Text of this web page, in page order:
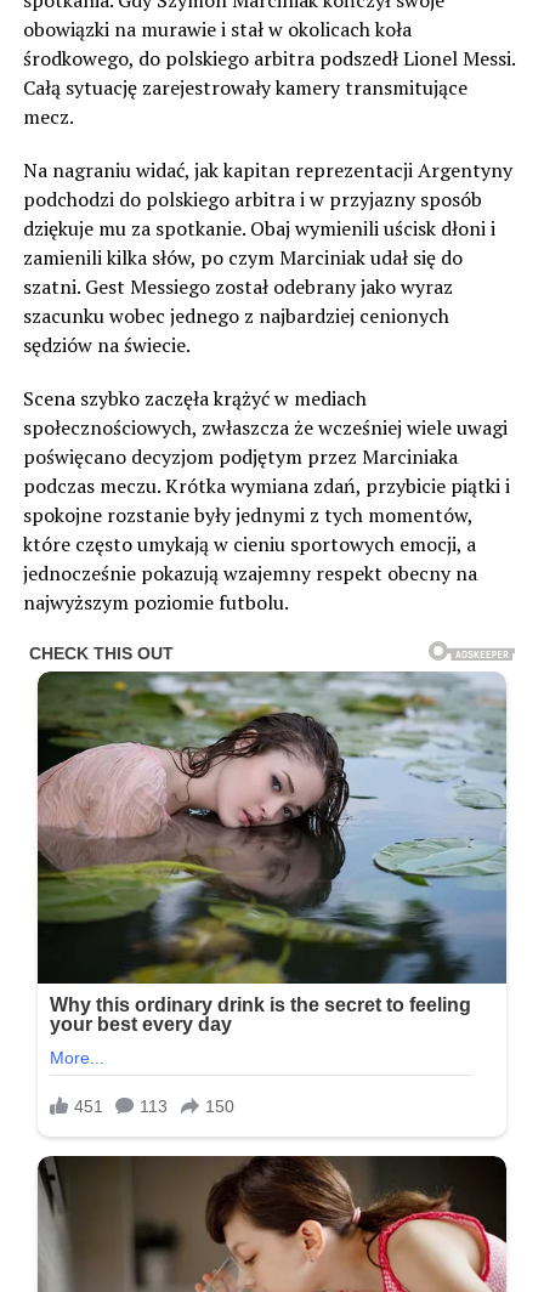
obowiązki na murawie i stał w okolicach koła
środkowego, do polskiego arbitra podszedł Lionel Messi.
Całą sytuację zarejestrowały kamery transmitujące
mecz.
Na nagraniu widać, jak kapitan reprezentacji Argentyny
podchodzi do polskiego arbitra i w przyjazny sposób
dziękuje mu za spotkanie. Obaj wymienili uścisk dłoni i
zamienili kilka słów, po czym Marciniak udał się do
szatni. Gest Messiego został odebrany jako wyraz
szacunku wobec jednego z najbardziej cenionych
sędziów na świecie.
Scena szybko zaczęła krążyć w mediach
społecznościowych, zwłaszcza że wcześniej wiele uwagi
poświęcano decyzjom podjętym przez Marciniaka
podczas meczu. Krótka wymiana zdań, przybicie piątki i
spokojne rozstanie były jednymi z tych momentów,
które często umykają w cieniu sportowych emocji, a
jednocześnie pokazują wzajemny respekt obecny na
najwyższym poziomie futbolu.